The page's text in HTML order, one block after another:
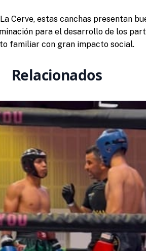
Cerve, estas canchas presentan
para el desarrollo de los
familiar con gran impacto social.
Relacionados